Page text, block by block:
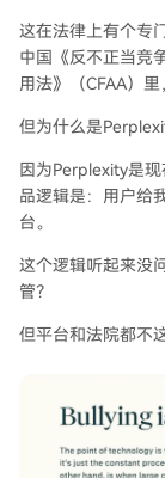
这在法律上有个专
中国《反不正当竞
用法》（CFAA）里
但为什么是
因为Perplexity是
品逻辑是：用户给
台。
这个逻辑听起来没
管？
但平台和法院都不